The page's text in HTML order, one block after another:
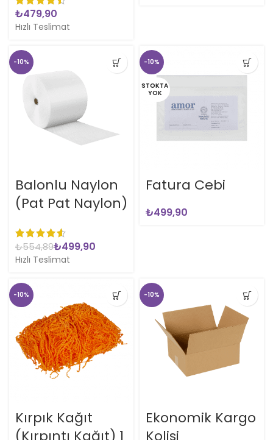
₺
Hızlı Teslimat
-10%
Balonlu Naylon
(Pat Pat Naylon)
₺554,89₺499,90
Hızlı Teslimat
-10%
STOKTA
YOK
Fatura Cebi
₺
-10%
Kırpık Kağıt
-10%
Ekonomik Kargo